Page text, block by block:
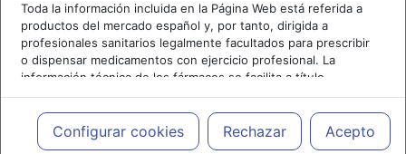
Toda la información incluida en la Página Web está referida a
productos del mercado español y, por tanto, dirigida a
profesionales sanitarios legalmente facultados para prescribir
o dispensar medicamentos con ejercicio profesional. La
información técnica de los fármacos se facilita a título
meramente informativo, siendo responsabilidad de los
profesionales facultados prescribir medicamentos y decidir, en
cada caso concreto, el tratamiento más adecuado a las
necesidades del paciente.
Configurar cookies Rechazar Acepto